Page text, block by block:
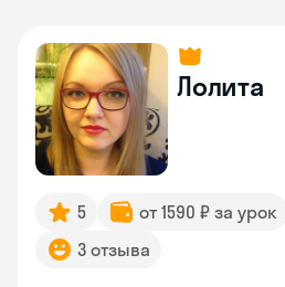
Лолита
5 от 1590 ₽ за урок
3 отзыва